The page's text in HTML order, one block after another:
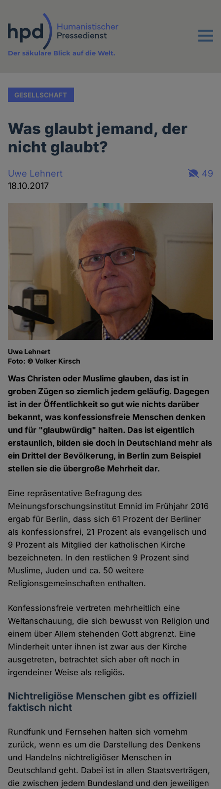
Inhalt
Menu
Der säkulare Blick auf die Welt.
GESELLSCHAFT
Was glaubt jemand, der
nicht glaubt?
Uwe Lehnert
18.10.2017
49
Uwe Lehnert
Foto: © Volker Kirsch
Was Christen oder Muslime glauben, das ist in
groben Zügen so ziemlich jedem geläufig. Dagegen
ist in der Öffentlichkeit so gut wie nichts darüber
bekannt, was konfessionsfreie Menschen denken
und für "glaubwürdig" halten. Das ist eigentlich
erstaunlich, bilden sie doch in Deutschland mehr als
ein Drittel der Bevölkerung, in Berlin zum Beispiel
stellen sie die übergroße Mehrheit dar.
Eine repräsentative Befragung des
Meinungsforschungsinstitut Emnid im Frühjahr 2016
ergab für Berlin, dass sich 61 Prozent der Berliner
als konfessionsfrei, 21 Prozent als evangelisch und
9 Prozent als Mitglied der katholischen Kirche
bezeichneten. In den restlichen 9 Prozent sind
Muslime, Juden und ca. 50 weitere
Religionsgemeinschaften enthalten.
Konfessionsfreie vertreten mehrheitlich eine
Weltanschauung, die sich bewusst von Religion und
einem über Allem stehenden Gott abgrenzt. Eine
Minderheit unter ihnen ist zwar aus der Kirche
ausgetreten, betrachtet sich aber oft noch in
irgendeiner Weise als religiös.
Nichtreligiöse Menschen gibt es offiziell
faktisch nicht
Rundfunk und Fernsehen halten sich vornehm
zurück, wenn es um die Darstellung des Denkens
und Handelns nichtreligiöser Menschen in
Deutschland geht. Dabei ist in allen Staatsverträgen,
die zwischen jedem Bundesland und den jeweiligen